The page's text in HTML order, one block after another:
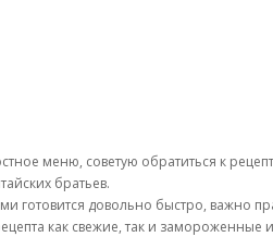
меню, советую обратиться к
братьев.
готовится довольно быстро, важно
как свежие, так и